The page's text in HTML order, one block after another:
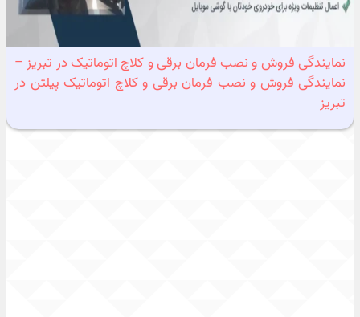
نمایندگی فروش و نصب فرمان برقی و کلاچ اتوماتیک در تبریز –
نمایندگی فروش و نصب فرمان برقی و کلاچ اتوماتیک پیلتن در
تبریز